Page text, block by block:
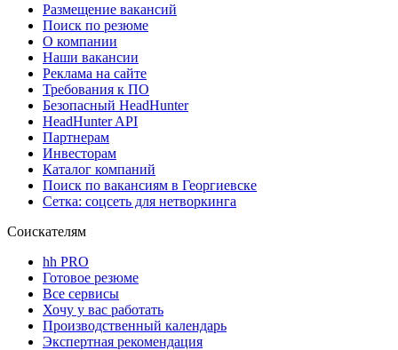
Размещение вакансий
Поиск по резюме
О компании
Наши вакансии
Реклама на сайте
Требования к ПО
Безопасный HeadHunter
HeadHunter API
Партнерам
Инвесторам
Каталог компаний
Поиск по вакансиям в Георгиевске
Сетка: соцсеть для нетворкинга
Соискателям
hh PRO
Готовое резюме
Все сервисы
Хочу у вас работать
Производственный календарь
Экспертная рекомендация